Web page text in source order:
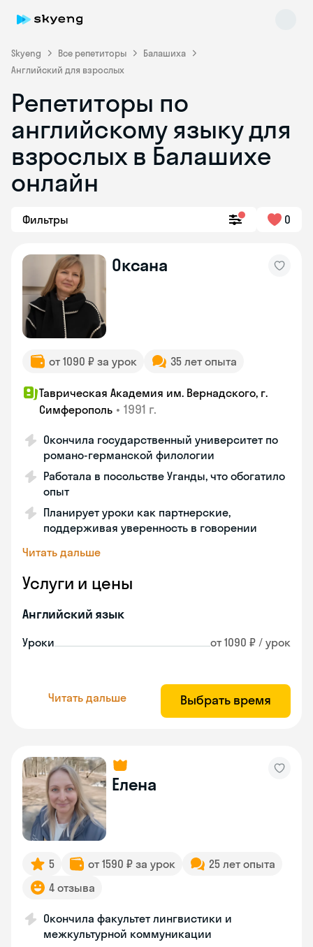
Skyeng Все репетиторы
Балашиха
Английский для взрослых
Репетиторы по
английскому языку для
взрослых в Балашихе
онлайн
Фильтры 0
Оксана
от 1090 ₽ за урок 35 лет опыта
Таврическая Академия им. Вернадского, г.
Симферополь • 1991 г.
Окончила государственный университет по
романо-германской филологии
Работала в посольстве Уганды, что обогатило
опыт
Планирует уроки как партнерские,
поддерживая уверенность в говорении
Читать дальше
Услуги и цены
Английский язык
Уроки от 1090 ₽ / урок
Читать дальше Выбрать время
Елена
5 от 1590 ₽ за урок
25 лет опыта
4 отзыва
Окончила факультет лингвистики и
межкультурной коммуникации
Skyeng Chat